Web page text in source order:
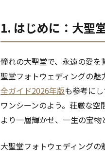
1. はじめに：大聖
憧れの大聖堂で、永遠の愛
聖堂フォトウェディングの
全ガイド2026年版も参考に
ワンシーンのよう。荘厳な
より一層輝かせ、一生の宝物
大聖堂フォトウェディングの